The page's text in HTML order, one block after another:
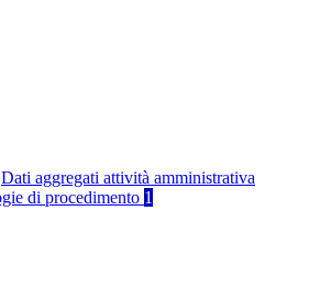
Dati aggregati attività amministrativa
di procedimento 1